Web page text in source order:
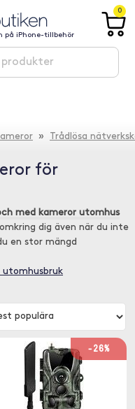
på iPhone-tillbehör
0
» Trådlösa
för
med kameror utomhus
dig även när du inte
en stor mängd
utomhusbruk
-26%